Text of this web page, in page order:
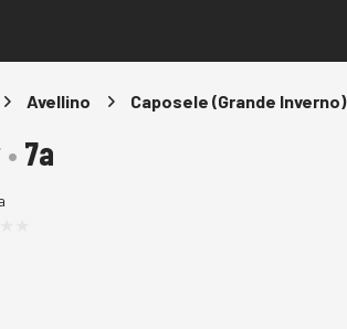
Avellino Caposele (Grande Inverno)
• 7a